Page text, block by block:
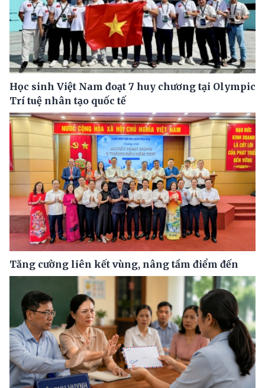
Học sinh Việt Nam đoạt 7 huy chương tại Olympic
Trí tuệ nhân tạo quốc tế
Tăng cường liên kết vùng, nâng tầm điểm đến